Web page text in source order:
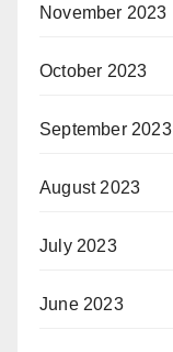
November 2023
October 2023
September 2023
August 2023
July 2023
June 2023